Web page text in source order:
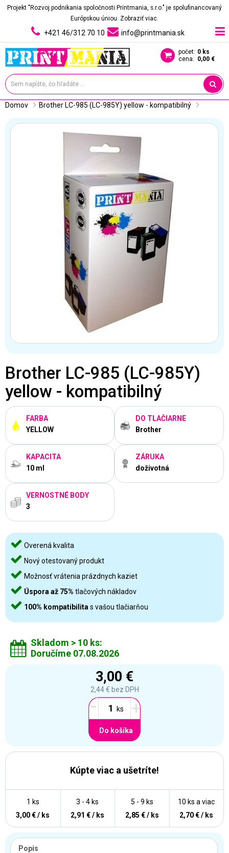
Projekt "Rozvoj podnikania spoločnosti Printmania, s.r.o." je spolufinancovaný
Európskou úniou. Zobraziť viac.
+421 46/312 70 10 info@printmania.sk
počet: 0 ks
cena: 0,00 €
Domov Brother LC-985 (LC-985Y) yellow - kompatibilný
Brother LC-985 (LC-985Y)
yellow - kompatibilný
FARBA
YELLOW
DO TLAČIARNE
Brother
KAPACITA
10 ml
ZÁRUKA
doživotná
VERNOSTNÉ BODY
3
Overená kvalita
Nový otestovaný produkt
Možnosť vrátenia prázdnych kaziet
Úspora až 75% tlačových nákladov
100% kompatibilita s vašou tlačiarňou
Skladom > 10 ks:
Doručíme 07.08.2026
3,00 €
2,44 € bez DPH
- +
Do košíka
Kúpte viac a ušetríte!
10 ks a viac
2,70 € / ks
5 - 9 ks
2,85 € / ks
3 - 4 ks
2,91 € / ks
1 ks
3,00 € / ks
Popis